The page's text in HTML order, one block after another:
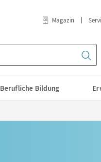
Magazin
Berufliche Bildung